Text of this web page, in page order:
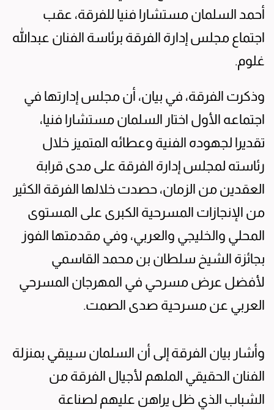
أحمد السلمان مستشارا فنيا للفرقة، عقب
اجتماع مجلس إدارة الفرقة برئاسة الفنان عبدالله
غلوم.
وذكرت الفرقة، في بيان، أن مجلس إدارتها في
اجتماعه الأول اختار السلمان مستشارا فنيا،
تقديرا لجهوده الفنية وعطائه المتميز خلال
رئاسته لمجلس إدارة الفرقة على مدى قرابة
العقدين من الزمان، حصدت خلالها الفرقة الكثير
من الإنجازات المسرحية الكبرى على المستوى
المحلي والخليجي والعربي، وفي مقدمتها الفوز
بجائزة الشيخ سلطان بن محمد القاسمي
لأفضل عرض مسرحي في المهرجان المسرحي
العربي عن مسرحية صدى الصمت.
وأشار بيان الفرقة إلى أن السلمان سيبقي بمنزلة
الفنان الحقيقي الملهم لأجيال الفرقة من
الشباب الذي ظل يراهن عليهم لصناعة